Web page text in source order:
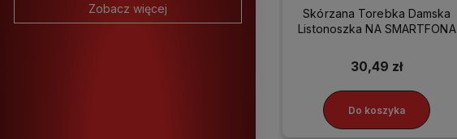
Zobacz więcej
Skórzana Torebka Damska
Listonoszka NA SMARTFONA
30,49 zł
Do koszyka